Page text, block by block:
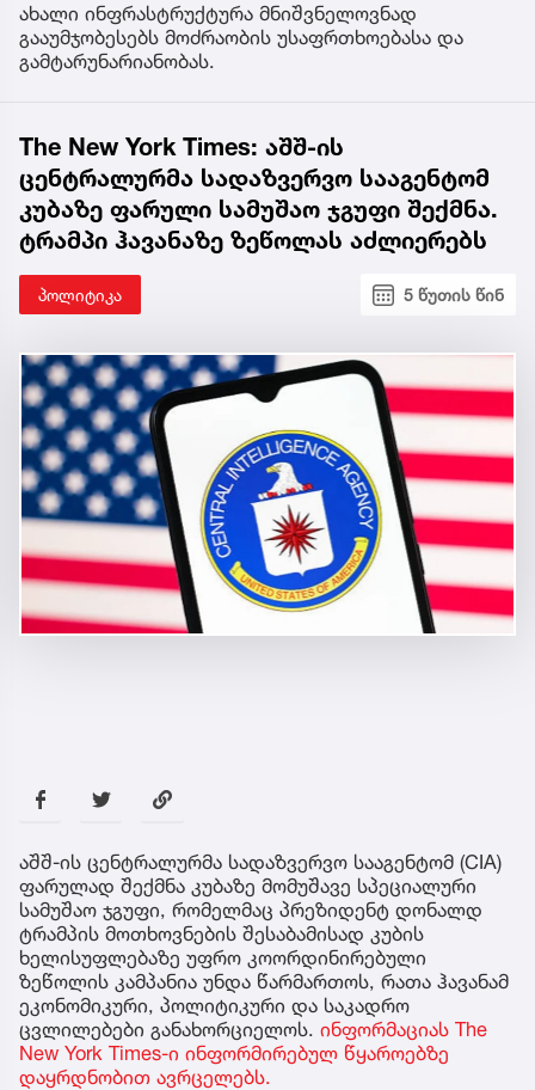
ახალი ინფრასტრუქტურა მნიშვნელოვნად
გააუმჯობესებს მოძრაობის უსაფრთხოებასა და
გამტარუნარიანობას.
The New York Times: აშშ-ის
ცენტრალურმა სადაზვერვო სააგენტომ
კუბაზე ფარული სამუშაო ჯგუფი შექმნა.
ტრამპი ჰავანაზე ზეწოლას აძლიერებს
პოლიტიკა 5 წუთის წინ
აშშ-ის ცენტრალურმა სადაზვერვო სააგენტომ (CIA)
ფარულად შექმნა კუბაზე მომუშავე სპეციალური
სამუშაო ჯგუფი, რომელმაც პრეზიდენტ დონალდ
ტრამპის მოთხოვნების შესაბამისად კუბის
ხელისუფლებაზე უფრო კოორდინირებული
ზეწოლის კამპანია უნდა წარმართოს, რათა ჰავანამ
ეკონომიკური, პოლიტიკური და საკადრო
ცვლილებები განახორციელოს. ინფორმაციას The
New York Times-ი ინფორმირებულ წყაროებზე
დაყრდნობით ავრცელებს.